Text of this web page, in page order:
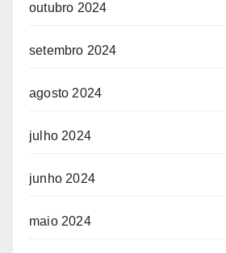
outubro 2024
setembro 2024
agosto 2024
julho 2024
junho 2024
maio 2024